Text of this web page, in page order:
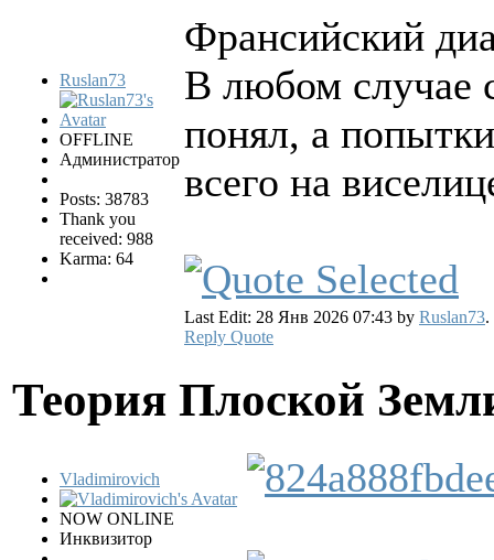
Ruslan73
OFFLINE
Администратор
Posts: 38783
Thank you
received: 988
Karma: 64
Франсийский
В любом случае
понял, а
всего на
Last Edit: 28 Янв 2026 07:43 by Ruslan73.
Reply Quote
Теория Плоской
Vladimirovich
NOW ONLINE
Инквизитор